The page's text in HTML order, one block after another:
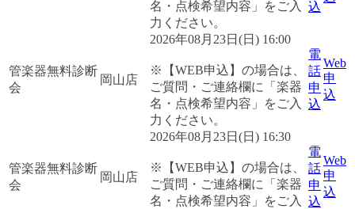
名・点検希望内容」をご入
力ください。
込
管楽器無料診断
会
岡山店
2026年08月23日(日) 16:00
※【WEB申込】の場合は、
ご質問・ご連絡欄に「楽器
名・点検希望内容」をご入
力ください。
電
話
申
込
Web
申
込
管楽器無料診断
会
岡山店
2026年08月23日(日) 16:30
※【WEB申込】の場合は、
ご質問・ご連絡欄に「楽器
名・点検希望内容」をご入
電
話
申
込
Web
申
込